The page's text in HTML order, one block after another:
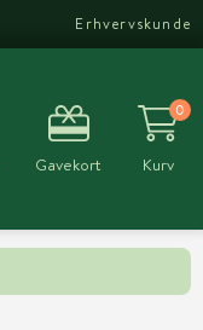
Erhvervskunde
Gavekort
0
Kurv